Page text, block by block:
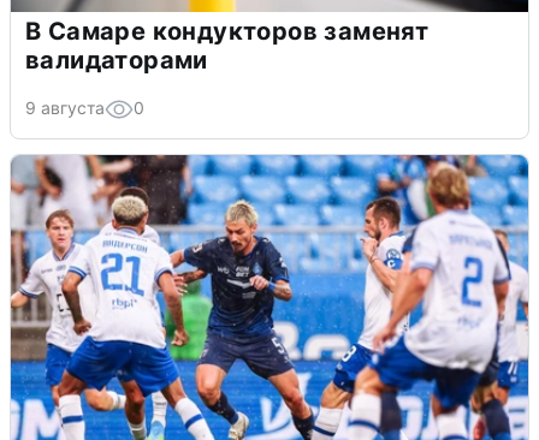
В Самаре кондукторов заменят
валидаторами
9 августа 0